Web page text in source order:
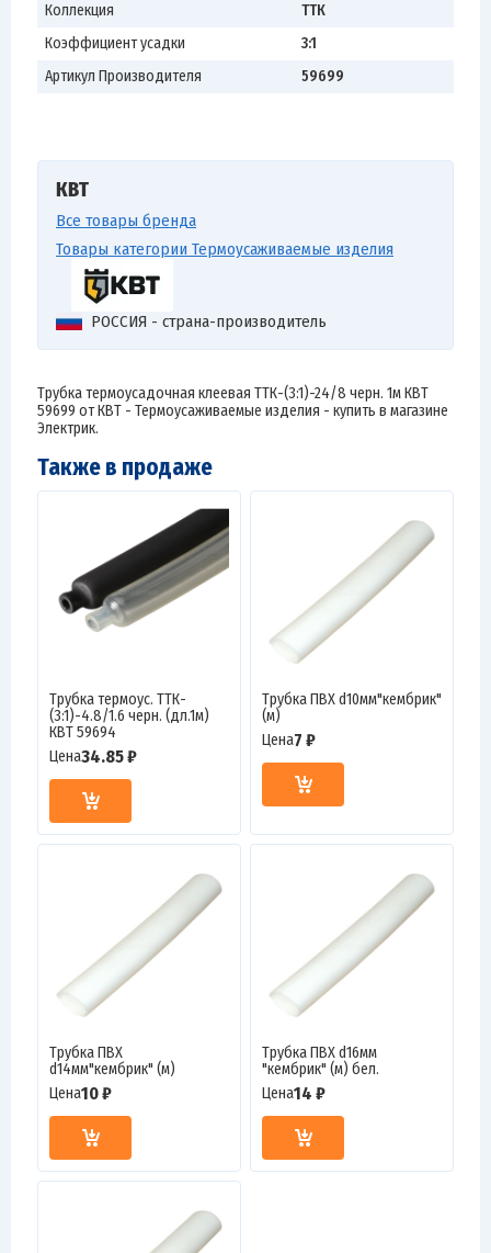
Коллекция
ТТК
Коэффициент усадки
3:1
Артикул Производителя
59699
КВТ
Все товары бренда
Товары категории Термоусаживаемые изделия
РОССИЯ - страна-производитель
Трубка термоусадочная клеевая ТТК-(3:1)-24/8 черн. 1м КВТ
59699 от КВТ - Термоусаживаемые изделия - купить в магазине
Электрик.
Также в продаже
Трубка термоус. ТТК-
(3:1)-4.8/1.6 черн. (дл.1м)
КВТ 59694
Цена34.85 ₽
Трубка ПВХ d10мм"кембрик"
(м)
Цена7 ₽
Трубка ПВХ
d14мм"кембрик" (м)
Цена10 ₽
Трубка ПВХ d16мм
"кембрик" (м) бел.
Цена14 ₽